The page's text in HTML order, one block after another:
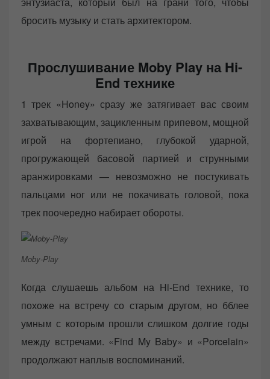
бросить музыку и стать архитектором.
Прослушивание Moby Play на Hi-
End технике
1 трек «Honey» сразу же затягивает вас своим
захватывающим, зацикленным припевом, мощной
игрой на фортепиано, глубокой ударной,
прогружающей басовой партией и струнными
аранжировками — невозможно не постукивать
пальцами ног или не покачивать головой, пока
трек поочередно набирает обороты.
Moby-Play
Когда слушаешь альбом на Hi-End технике, то
похоже на встречу со старым другом, но бблее
умным с которым прошли слишком долгие годы
между встречами. «Find My Baby» и «Porcelain»
продолжают наплыв воспоминаний.